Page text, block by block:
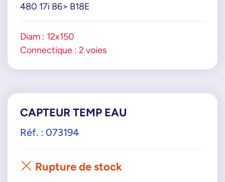
480 17i 86> B18E
Diam : 12x150
Connectique : 2 voies
CAPTEUR TEMP EAU
Réf. : 073194
Rupture de stock